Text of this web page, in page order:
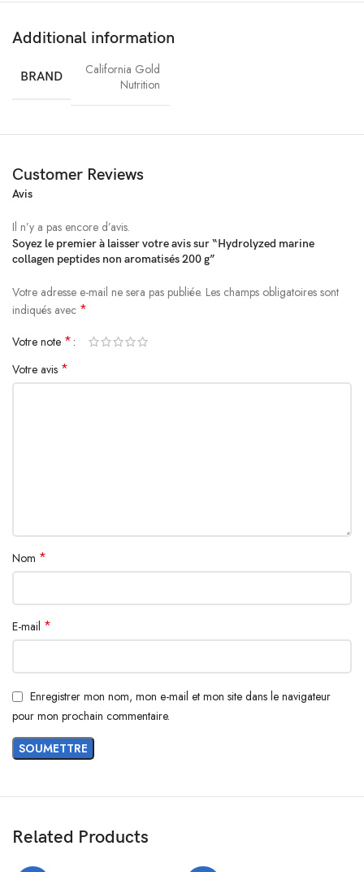
peuvent dévier légèrement des 5 grammes selon la technique employée.
Additional information
BRAND
California Gold
Nutrition
Customer Reviews
Avis
Il n’y a pas encore d’avis.
Soyez le premier à laisser votre avis sur “Hydrolyzed marine
collagen peptides non aromatisés 200 g”
Votre adresse e-mail ne sera pas publiée. Les champs obligatoires sont
indiqués avec *
Votre note *
Votre avis *
Nom *
E-mail *
Enregistrer mon nom, mon e-mail et mon site dans le navigateur
pour mon prochain commentaire.
Alternative:
Related Products